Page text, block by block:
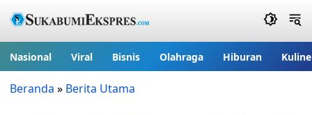
Nasional Viral Bisnis Olahraga Hiburan
Beranda » Berita Utama